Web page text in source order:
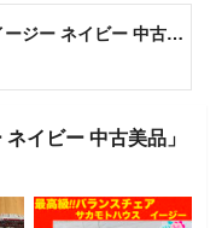
バランスチェア バランスイージー ネイビー 中古美品
イビー 中古美品」